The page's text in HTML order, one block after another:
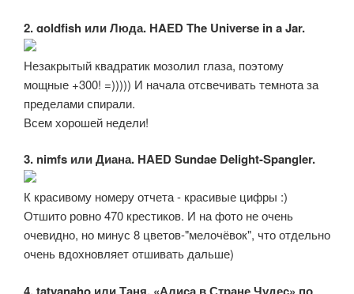
2. goldfish или Люда. HAED The Universe in a Jar.
Незакрытый квадратик мозолил глаза, поэтому
мощные +300! =))))) И начала отсвечивать темнота за
пределами спирали.
Всем хорошей недели!
3. nimfs или Диана. HAED Sundae Delight-Spangler.
К красивому номеру отчета - красивые цифры :)
Отшито ровно 470 крестиков. И на фото не очень
очевидно, но минус 8 цветов-"мелочёвок", что отдельно
очень вдохновляет отшивать дальше)
4. tatyanaho или Таня. «Алиса в Стране Чудес» по